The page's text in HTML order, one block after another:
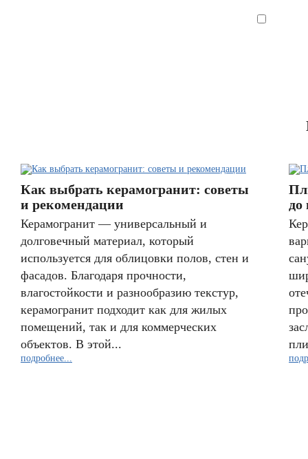
Как выбрать керамогранит: советы
и рекомендации
Керамогранит — универсальный и
долговечный материал, который
используется для облицовки полов, стен и
фасадов. Благодаря прочности,
влагостойкости и разнообразию текстур,
керамогранит подходит как для жилых
помещений, так и для коммерческих
объектов. В этой...
подробнее...
до